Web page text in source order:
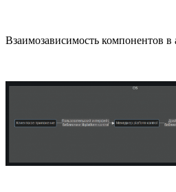
Взаимозависимость компонентов в